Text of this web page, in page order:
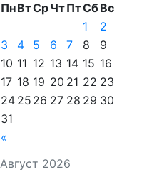
Август 2026
ПнВтСрЧтПтСбВс
«
1
2
3
4 5 6 7 8
9
10 11 12 13 14 15 16
17 18 19 20 21 22 23
24 25 26 27 28 29 30
31